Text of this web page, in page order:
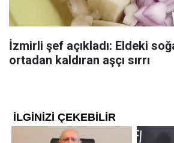
İzmirli şef açıkladı: Eldeki
ortadan kaldıran aşçı sırrı